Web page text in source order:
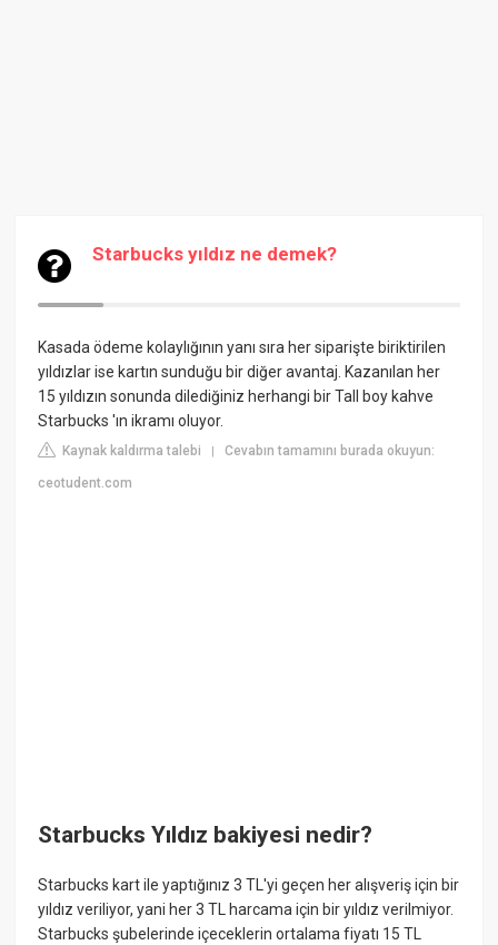
Starbucks yıldız ne demek?
Kasada ödeme kolaylığının yanı sıra her siparişte biriktirilen
yıldızlar ise kartın sunduğu bir diğer avantaj. Kazanılan her
15 yıldızın sonunda dilediğiniz herhangi bir Tall boy kahve
Starbucks 'ın ikramı oluyor.
Kaynak kaldırma talebi |Cevabın tamamını burada okuyun:
ceotudent.com
Starbucks Yıldız bakiyesi nedir?
Starbucks kart ile yaptığınız 3 TL'yi geçen her alışveriş için bir
yıldız veriliyor, yani her 3 TL harcama için bir yıldız verilmiyor.
Starbucks şubelerinde içeceklerin ortalama fiyatı 15 TL